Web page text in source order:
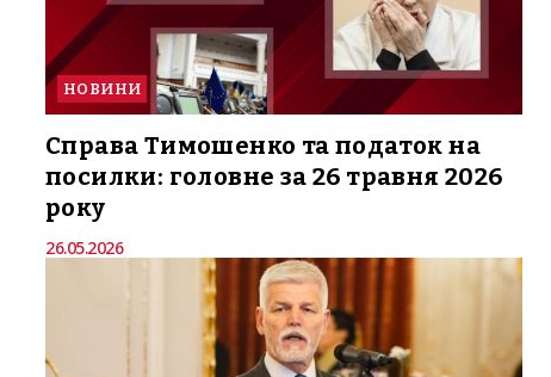
НОВИНИ
Справа Тимошенко та податок на
посилки: головне за 26 травня 2026
року
26.05.2026